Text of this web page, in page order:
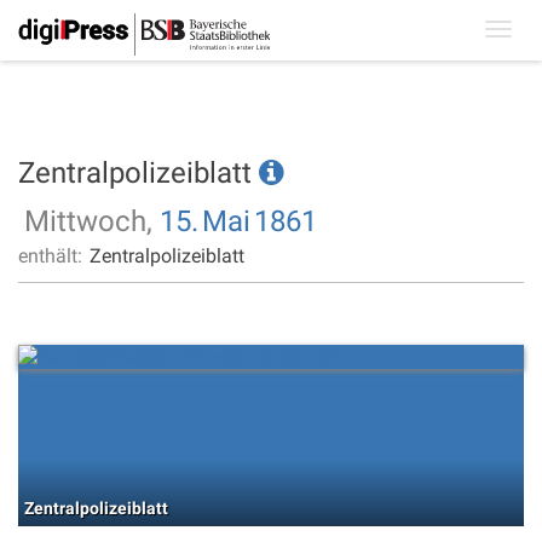
Zentralpolizeiblatt
Mittwoch, 15. Mai 1861
enthält: Zentralpolizeiblatt
Zentralpolizeiblatt